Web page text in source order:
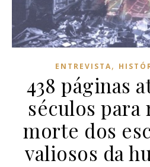
ENTREVISTA,
438 páginas
séculos para
morte dos
valiosos da